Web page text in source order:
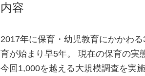
内容
2017年に保育・幼児教育にかかわ
育が始まり早5年。 現在の保育の実
今回1,000を越える大規模調査を実